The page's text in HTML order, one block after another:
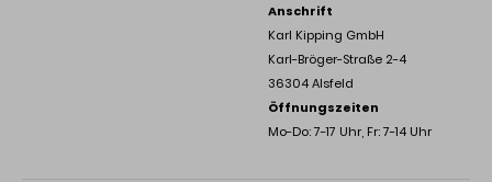
Anschrift
Karl Kipping GmbH
Karl-Bröger-Straße 2-4
36304 Alsfeld
Öffnungszeiten
Mo-Do: 7-17 Uhr, Fr: 7-14 Uhr